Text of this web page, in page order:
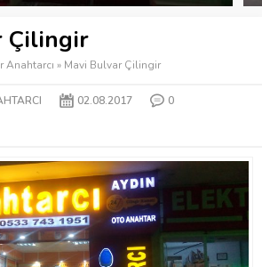
Çilingir
» Mavi Bulvar Çilingir
02.08.2017 0